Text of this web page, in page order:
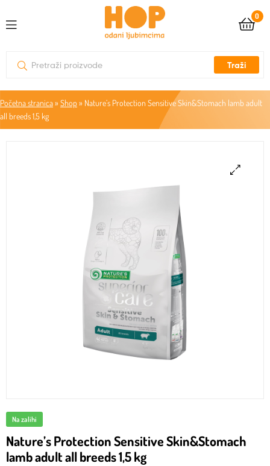
0
Traži
Početna stranica» Shop» Nature’s Protection Sensitive Skin&Stomach lamb adult
all breeds 1,5 kg
Na zalihi
Nature’s Protection Sensitive Skin&Stomach
lamb adult all breeds 1,5 kg